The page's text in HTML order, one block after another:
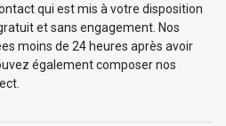
qui est mis à votre disposition
et sans engagement. Nos
moins de 24 heures après avoir
également composer nos